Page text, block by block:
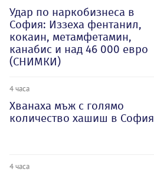
Удар по наркобизнеса в
София: Иззеха фентанил,
кокаин, метамфетамин,
канабис и над 46 000 евро
(СНИМКИ)
4 часа
Хванаха мъж с голямо
количество хашиш в София
4 часа